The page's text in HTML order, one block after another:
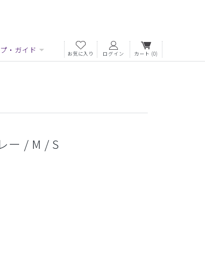
・ガイド お気に入り ログイン カート (0)
ー / M / S